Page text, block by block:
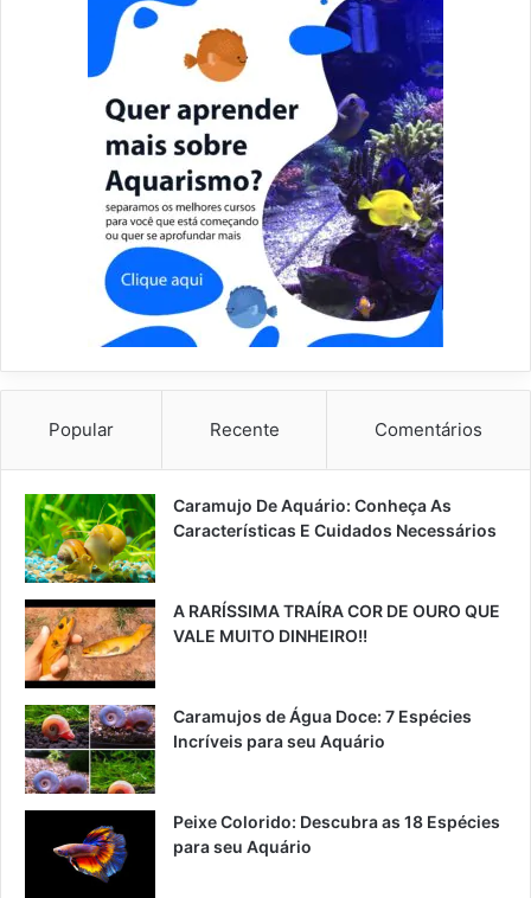
Popular Recente Comentários
Caramujo De Aquário: Conheça As
Características E Cuidados Necessários
A RARÍSSIMA TRAÍRA COR DE OURO QUE
VALE MUITO DINHEIRO!!
Caramujos de Água Doce: 7 Espécies
Incríveis para seu Aquário
Peixe Colorido: Descubra as 18 Espécies
para seu Aquário